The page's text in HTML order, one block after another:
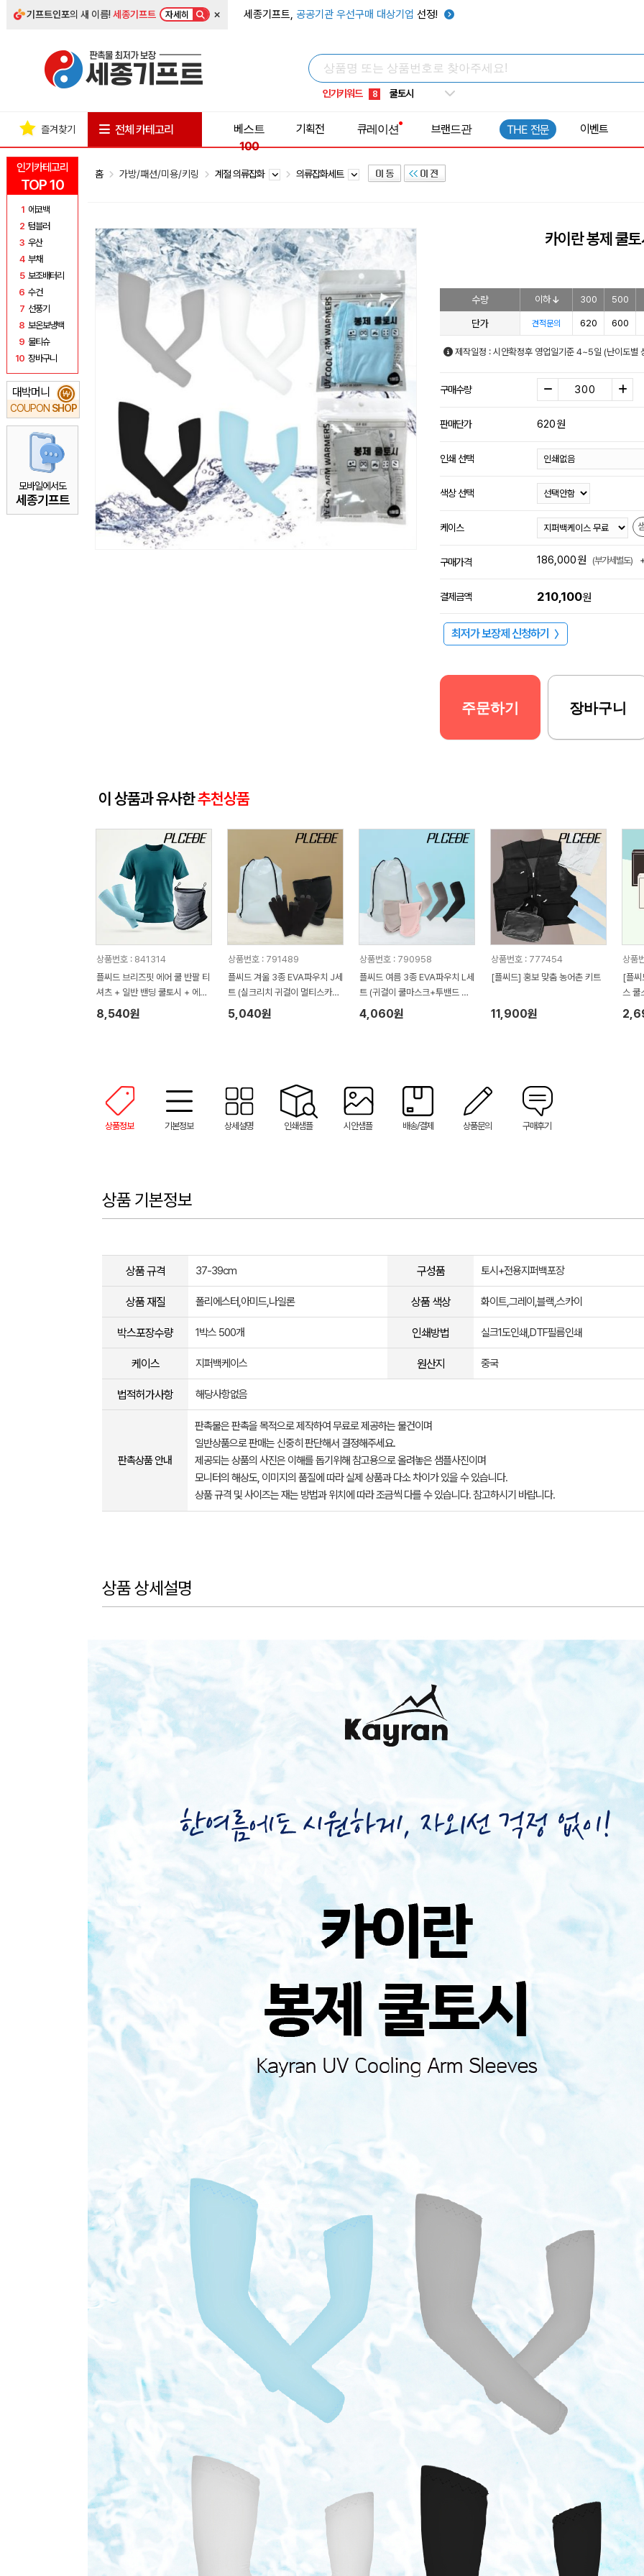
기프트인포의 새 이름!세종기프트 자세히 × 세종기프트, 공공기관 우선구매 대상기업 선정!
인기키워드
5 키캡
8 쿨토시
9 넥쿨러
1 선풍기
인기카테고리
TOP 10
1 에코백
2 텀블러
3 우산
4 부채
5 보조배터리
6 수건
7 선풍기
8 보온보냉백
9 물티슈
10 장바구니
대박머니
COUPON SHOP
₩
모바일에서도
세종기프트
즐겨찾기 전체 카테고리
베스트
100
기획전 큐레이션 브랜드관 THE 전문 이벤트
홈 가방/패션/미용/키링 계절 의류잡화 의류잡화세트
카이란 봉제 쿨
수량 이하 300 500
단가 견적문의 620 600
제작일정 : 시안확정후 영업일기준 4~5일 (난이도별
구매수량
판매단가 620원
인쇄 선택
색상 선택
케이스
구매가격 186,000원 (부가세별도)
결제금액 210,100원
최저가 보장제 신청하기 〉
주문하기 장바구니
이 상품과 유사한추천상품
상품번호 : 841314
플씨드 브리즈핏 에어 쿨 반팔 티
셔츠 + 일반 밴딩 쿨토시 + 에어
라이트 썬가드 귀걸이 멀티스카
프 3종 세트
8,540원
상품번호 : 791489
플씨드 겨울 3종 EVA파우치 J세
트 (실크리치 귀걸이 멀티스카프
+무지 니트 터치 장갑)
5,040원
상품번호 : 790958
플씨드 여름 3종 EVA파우치 L세
트 (귀걸이 쿨마스크+투밴드 쿨
토시)
4,060원
상품번호 : 777454
[플씨드] 홍보 맞춤 농어촌 키트
11,900원
상품
[플씨
스 쿨
상품정보 기본정보 상세설명 인쇄샘플 시안샘플 배송/결제 상품문의 구매후기
상품 기본정보
상품 규격 37-39cm 구성품 토시+전용지퍼백포장
상품 재질 폴리에스터,아미드,나일론 상품 색상 화이트,그레이,블랙,스카이
박스포장수량 1박스 500개 인쇄방법 실크1도인쇄,DTF필름인쇄
케이스 지퍼백케이스 원산지 중국
법적허가사항 해당사항없음
판촉상품 안내
판촉물은 판촉을 목적으로 제작하여 무료로 제공하는 물건이며
일반상품으로 판매는 신중히 판단해서 결정해주세요.
제공되는 상품의 사진은 이해를 돕기위해 참고용으로 올려놓은 샘플사진이며
모니터의 해상도, 이미지의 품질에 따라 실제 상품과 다소 차이가 있을 수 있습니다.
상품 규격 및 사이즈는 재는 방법과 위치에 따라 조금씩 다를 수 있습니다. 참고하시기 바랍니다.
상품 상세설명